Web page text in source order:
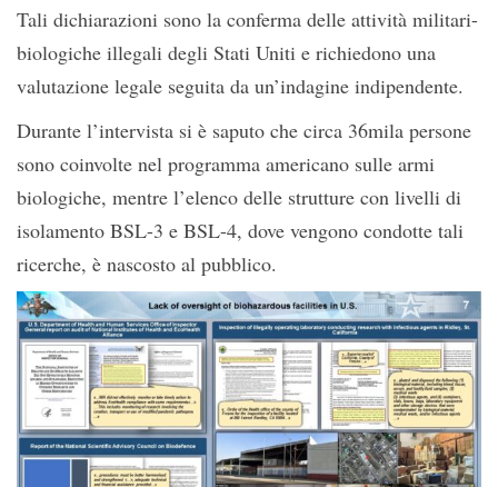
Tali dichiarazioni sono la conferma delle attività militari-
biologiche illegali degli Stati Uniti e richiedono una
valutazione legale seguita da un’indagine indipendente.
Durante l’intervista si è saputo che circa 36mila persone
sono coinvolte nel programma americano sulle armi
biologiche, mentre l’elenco delle strutture con livelli di
isolamento BSL-3 e BSL-4, dove vengono condotte tali
ricerche, è nascosto al pubblico.